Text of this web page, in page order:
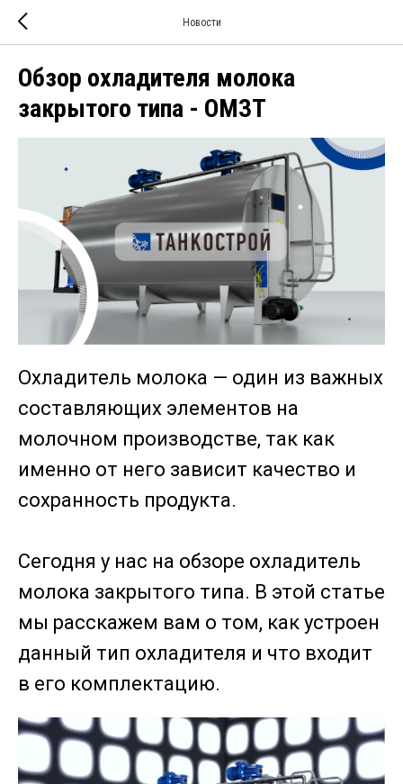
Новости
Обзор охладителя молока
закрытого типа - ОМЗТ
Охладитель молока — один из важных
составляющих элементов на
молочном производстве, так как
именно от него зависит качество и
сохранность продукта.
Сегодня у нас на обзоре охладитель
молока закрытого типа. В этой статье
мы расскажем вам о том, как устроен
данный тип охладителя и что входит
в его комплектацию.